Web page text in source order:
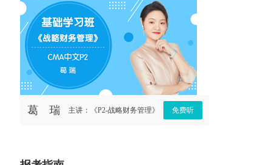
葛 瑞 主讲：《P2-战略财务管理》 免费听